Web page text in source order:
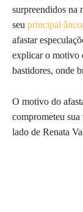
surpreendidos na
seu principal
afastar
explicar o motivo
bastidores, onde
O motivo do
comprometeu
lado de Renata